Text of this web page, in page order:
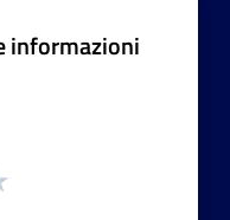
informazioni